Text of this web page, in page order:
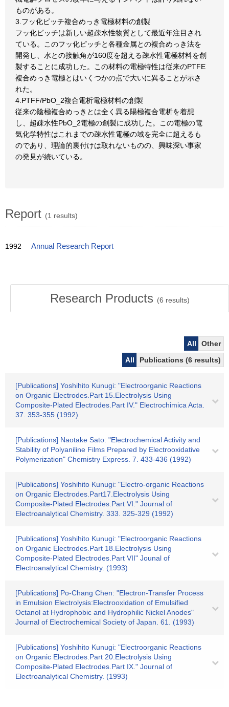
ものがある。
3.フッ化ピッチ複合めっき電極材料の創製
フッ化ピッチは新しい超疎水性物質として最近年注目され
ている。このフッ化ピッチと各種金属との複合めっき法を
開発し、水との接触角が160度を超える疎水性電極材料を創
製することに成功した。この材料の電極特性は従来のPTFE
複合めっき電極とはいくつかの点で大いに異ることが示さ
れた。
4.PTFF/PbO_2複合電析電極材料の創製
従来の陰極複合めっきとは全く異る陽極複合電析を着想
し、超疎水性PbO_2電極の創製に成功した。この電極の電
気化学特性はこれまでの疎水性電極の域を完全に超えるも
のであり、理論的裏付けは取れないものの、興味深い事家
の発見が続いている。
Report (1 results)
1992 Annual Research Report
Research Products (6 results)
All
Other
All
Publications (6 results)
[Publications] Yoshihito Kunugi: "Electroorganic Reactions
on Organic Electrodes.Part 15.Electrolysis Using
Composite-Plated Electrodes.Part IV." Electrochimica Acta.
37. 353-355 (1992)
[Publications] Naotake Sato: "Electrochemical Activity and
Stability of Polyaniline Films Prepared by Electrooxidative
Polymerization" Chemistry Express. 7. 433-436 (1992)
[Publications] Yoshihito Kunugi: "Electro-organic Reactions
on Organic Electrodes.Part17.Electrolysis Using
Composite-Plated Electrodes.Part VI." Journal of
Electroanalytical Chemistry. 333. 325-329 (1992)
[Publications] Yoshihito Kunugi: "Electroorganic Reactions
on Organic Electrodes.Part 18.Electrolysis Using
Composite-Plated Electrodes.Part VII" Jounal of
Electroanalytical Chemistry. (1993)
[Publications] Po-Chang Chen: "Electron-Transfer Process
in Emulsion Electrolysis:Electrooxidation of Emulsified
Octanol at Hydrophobic and Hydrophilic Nickel Anodes"
Journal of Electrochemical Society of Japan. 61. (1993)
[Publications] Yoshihito Kunugi: "Electroorganic Reactions
on Organic Electrodes.Part 20.Electrolysis Using
Composite-Plated Electrodes.Part IX." Journal of
Electroanalytical Chemistry. (1993)